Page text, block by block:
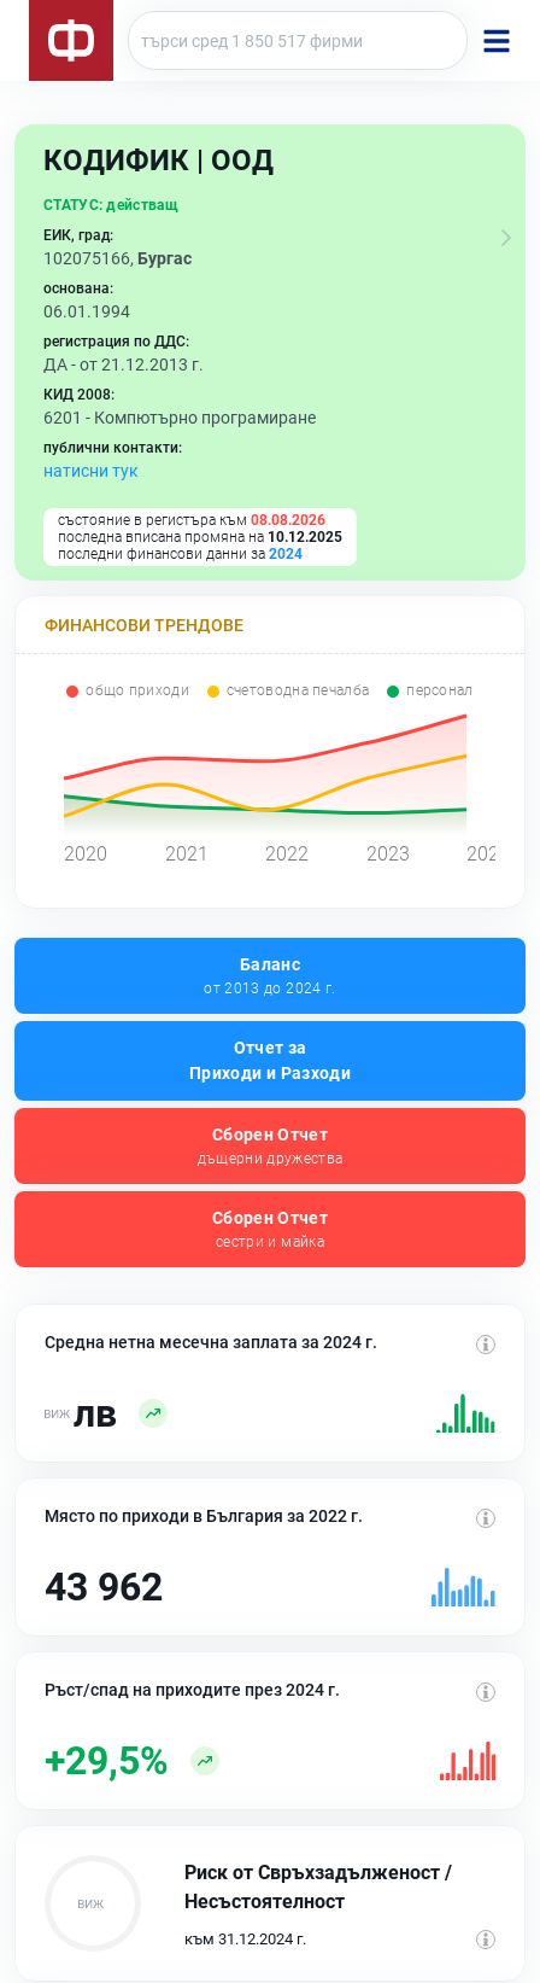
КОДИФИК | ООД
СТАТУС: действащ
ЕИК, град:
102075166, Бургас
основана:
06.01.1994
регистрация по ДДС:
ДА - от 21.12.2013 г.
КИД 2008:
6201 - Компютърно програмиране
публични контакти:
натисни тук
състояние в регистъра към 08.08.2026
последна вписана промяна на 10.12.2025
последни финансови данни за 2024
ФИНАНСОВИ ТРЕНДОВЕ
общо приходи счетоводна печалба персонал
2020 2021 2022 2023 2024
Баланс
от 2013 до 2024 г.
Отчет за
Приходи и Разходи
Сборен Отчет
дъщерни дружества
Сборен Отчет
сестри и майка
Средна нетна месечна заплата за 2024 г.
лв
Място по приходи в България за 2022 г.
43 962
Ръст/спад на приходите през 2024 г.
+29,5%
Риск от Свръхзадълженост /
Несъстоятелност
към 31.12.2024 г.